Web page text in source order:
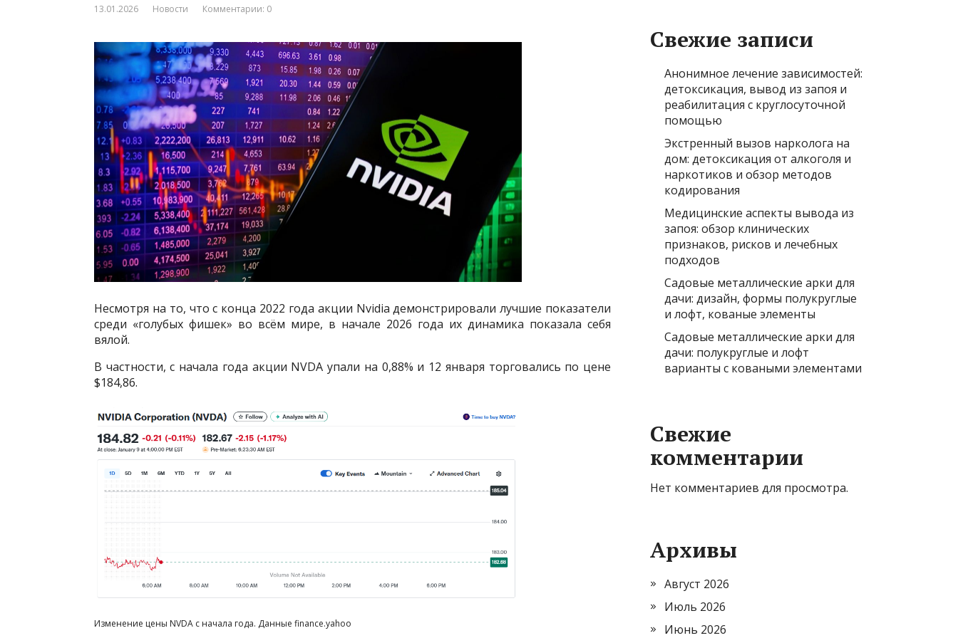
13.01.2026 Новости Комментарии: 0
Несмотря на то, что с конца 2022 года акции Nvidia демонстрировали лучшие показатели
среди «голубых фишек» во всём мире, в начале 2026 года их динамика показала себя
вялой.
В частности, с начала года акции NVDA упали на 0,88% и 12 января торговались по цене
$184,86.
Изменение цены NVDA с начала года. Данные finance.yahoo
Свежие записи
Анонимное лечение зависимостей:
детоксикация, вывод из запоя и
реабилитация с круглосуточной
помощью
Экстренный вызов нарколога на
дом: детоксикация от алкоголя и
наркотиков и обзор методов
кодирования
Медицинские аспекты вывода из
запоя: обзор клинических
признаков, рисков и лечебных
подходов
Садовые металлические арки для
дачи: дизайн, формы полукруглые
и лофт, кованые элементы
Садовые металлические арки для
дачи: полукруглые и лофт
варианты с коваными элементами
Свежие
комментарии
Нет комментариев для просмотра.
Архивы
Август 2026
Июль 2026
Июнь 2026